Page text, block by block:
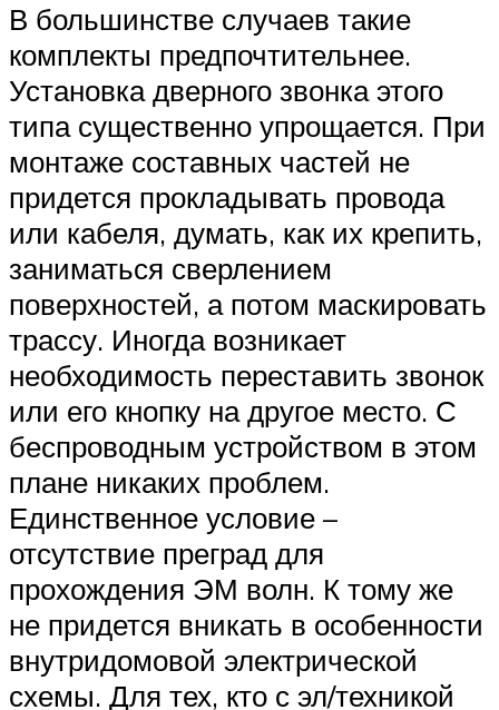
В большинстве случаев такие
комплекты предпочтительнее.
Установка дверного звонка этого
типа существенно упрощается. При
монтаже составных частей не
придется прокладывать провода
или кабеля, думать, как их крепить,
заниматься сверлением
поверхностей, а потом маскировать
трассу. Иногда возникает
необходимость переставить звонок
или его кнопку на другое место. С
беспроводным устройством в этом
плане никаких проблем.
Единственное условие –
отсутствие преград для
прохождения ЭМ волн. К тому же
не придется вникать в особенности
внутридомовой электрической
схемы. Для тех, кто с эл/техникой